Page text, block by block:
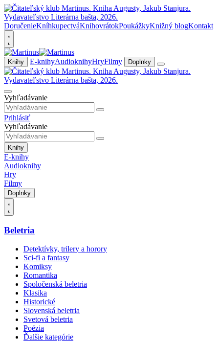
DoručenieKníhkupectváKnihovrátokPoukážkyKnižný blogKontakt
Knihy E-knihyAudioknihyHryFilmy Doplnky
Vyhľadávanie
Prihlásiť
Vyhľadávanie
Knihy
E-knihy
Audioknihy
Hry
Filmy
Doplnky
Beletria
Detektívky, trilery a horory
Sci-fi a fantasy
Komiksy
Romantika
Spoločenská beletria
Klasika
Historické
Slovenská beletria
Svetová beletria
Poézia
Ďalšie kategórie